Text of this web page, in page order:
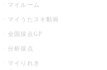
マイルーム
マイうたスキ動画
全国採点GP
分析採点
マイりれき